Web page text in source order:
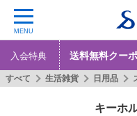
MENU
入会特典 送料無料クー
キーホ
すべて 生活雑貨 日用品